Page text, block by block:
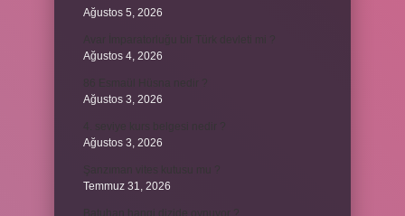
Ağustos 5, 2026
Ağustos 4, 2026
Ağustos 3, 2026
Ağustos 3, 2026
Temmuz 31, 2026